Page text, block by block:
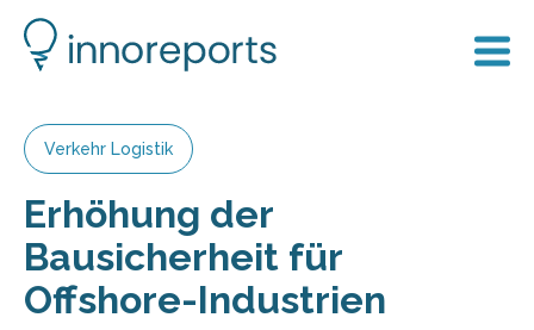
Verkehr Logistik
Erhöhung der
Bausicherheit für
Offshore-Industrien